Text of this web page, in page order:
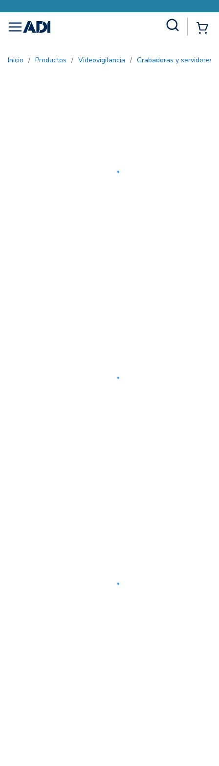
menu
Inicio / Productos / Videovigilancia / Grabadoras y servidores